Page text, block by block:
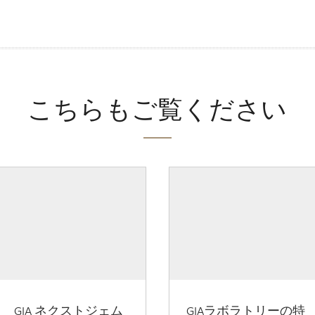
こちらもご覧ください
GIA ネクストジェム
GIAラボラトリーの特